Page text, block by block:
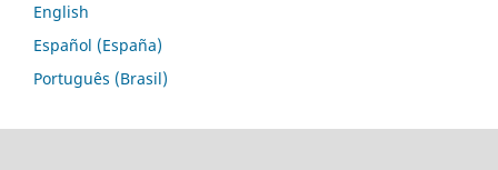
English
Español (España)
Português (Brasil)